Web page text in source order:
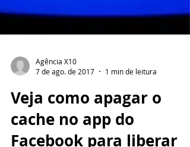
Agência X10
7 de ago. de 2017
1 min de leitura